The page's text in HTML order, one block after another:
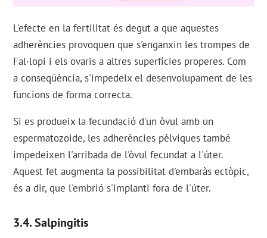
L'efecte en la fertilitat és degut a que aquestes
adherències provoquen que s'enganxin les trompes de
Fal·lopi i els ovaris a altres superfícies properes. Com
a conseqüència, s'impedeix el desenvolupament de les
funcions de forma correcta.
Si es produeix la fecundació d'un òvul amb un
espermatozoide, les adherències pèlviques també
impedeixen l'arribada de l'òvul fecundat a l'úter.
Aquest fet augmenta la possibilitat d'embaràs ectòpic,
és a dir, que l'embrió s'implanti fora de l'úter.
Salpingitis